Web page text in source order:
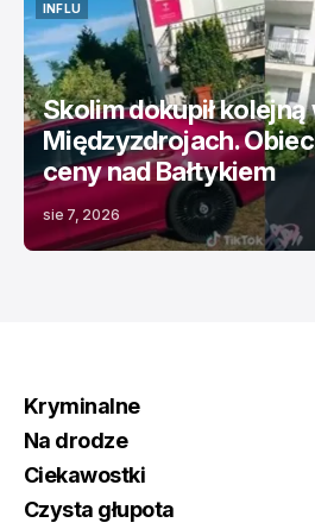
INFLU
INFLU
Skolim dokupił kolejną
Międzyzdrojach.
ceny nad Bałtykiem
sie 7, 2026
Kryminalne
Na drodze
Ciekawostki
Czysta głupota